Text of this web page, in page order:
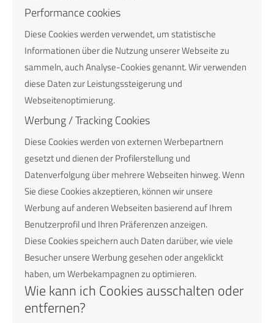
Performance cookies
Diese Cookies werden verwendet, um statistische
Informationen über die Nutzung unserer Webseite zu
sammeln, auch Analyse-Cookies genannt. Wir verwenden
diese Daten zur Leistungssteigerung und
Webseitenoptimierung.
Werbung / Tracking Cookies
Diese Cookies werden von externen Werbepartnern
gesetzt und dienen der Profilerstellung und
Datenverfolgung über mehrere Webseiten hinweg. Wenn
Sie diese Cookies akzeptieren, können wir unsere
Werbung auf anderen Webseiten basierend auf Ihrem
Benutzerprofil und Ihren Präferenzen anzeigen.
Diese Cookies speichern auch Daten darüber, wie viele
Besucher unsere Werbung gesehen oder angeklickt
haben, um Werbekampagnen zu optimieren.
Wie kann ich Cookies ausschalten oder
entfernen?